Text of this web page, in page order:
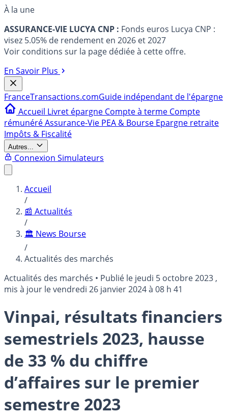
À la une
ASSURANCE-VIE LUCYA CNP : Fonds euros Lucya CNP :
visez 5.05% de rendement en 2026 et 2027
Voir conditions sur la page dédiée à cette offre.
En Savoir Plus
FranceTransactions.comGuide indépendant de l'épargne
Accueil Livret épargne Compte à terme Compte
rémunéréAssurance-Vie PEA & Bourse Epargne retraite
Impôts & Fiscalité
Autres...
Connexion Simulateurs
Accueil
/
📰 Actualités
/
🏛️ News Bourse
/
Actualités des marchés
Actualités des marchés • Publié le jeudi 5 octobre 2023 ,
mis à jour levendredi 26 janvier 2024 à 08 h 41
Vinpai, résultats financiers
semestriels 2023, hausse
de 33 % du chiffre
d’affaires sur le premier
semestre 2023